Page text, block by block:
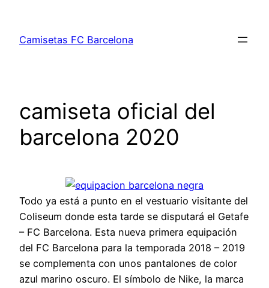
contenido
Camisetas FC Barcelona
camiseta oficial del
barcelona 2020
Todo ya está a punto en el vestuario visitante del
Coliseum donde esta tarde se disputará el Getafe
– FC Barcelona. Esta nueva primera equipación
del FC Barcelona para la temporada 2018 – 2019
se complementa con unos pantalones de color
azul marino oscuro. El símbolo de Nike, la marca